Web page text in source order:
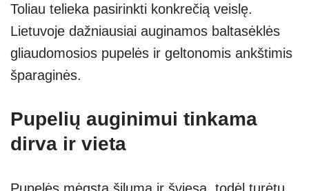
Toliau telieka pasirinkti konkrečią veislę.
Lietuvoje dažniausiai auginamos baltasėklės
gliaudomosios pupelės ir geltonomis ankštimis
šparaginės.
Pupelių auginimui tinkama
dirva ir vieta